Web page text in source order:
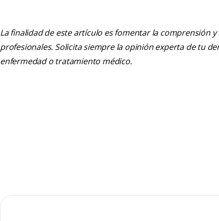
La finalidad de este artículo es fomentar la comprensión
profesionales. Solicita siempre la opinión experta de tu
enfermedad o tratamiento médico.